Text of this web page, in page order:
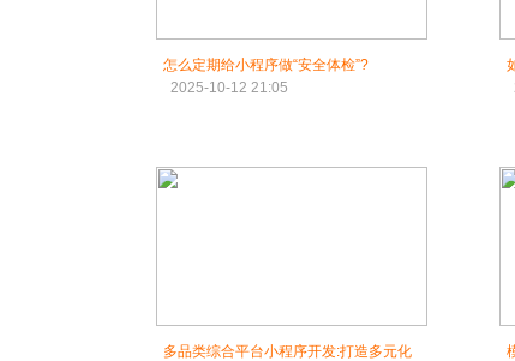
怎么定期给小程序做“安全体检”?
2025-10-12 21:05
多品类综合平台小程序开发:打造多元化